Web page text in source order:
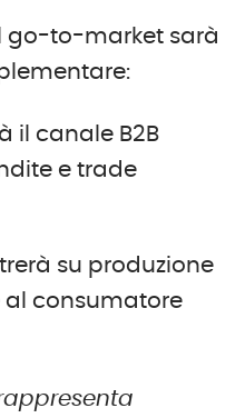
go-to-market sarà
il canale B2B
e trade
su produzione
al consumatore